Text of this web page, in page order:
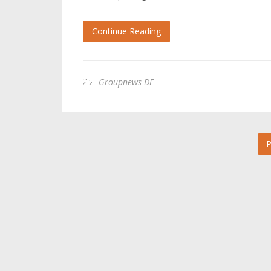
Continue Reading
Groupnews-DE